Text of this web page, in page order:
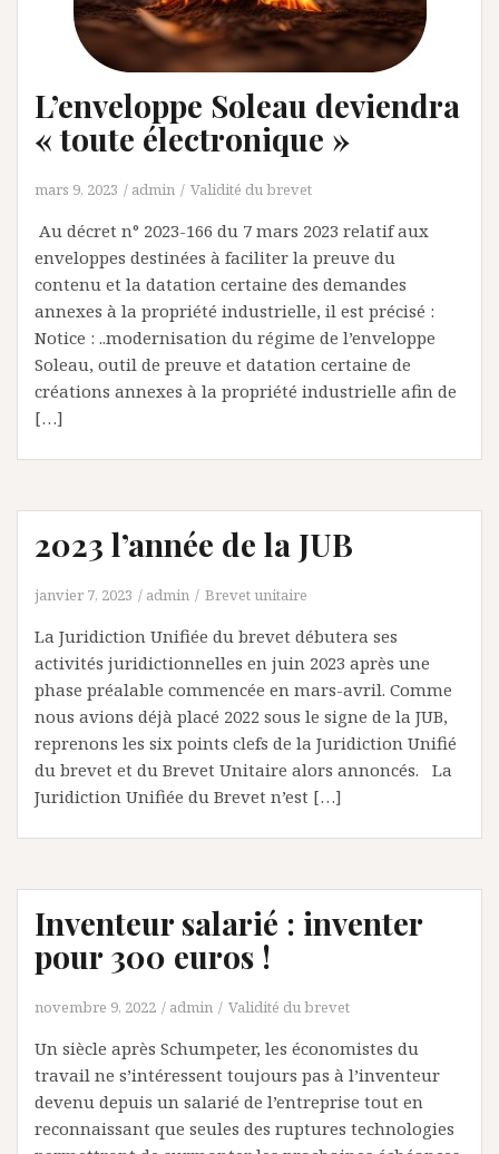
L’enveloppe Soleau deviendra
« toute électronique »
mars 9, 2023 admin Validité du brevet
Au décret n° 2023-166 du 7 mars 2023 relatif aux
enveloppes destinées à faciliter la preuve du
contenu et la datation certaine des demandes
annexes à la propriété industrielle, il est précisé :
Notice : ..modernisation du régime de l’enveloppe
Soleau, outil de preuve et datation certaine de
créations annexes à la propriété industrielle afin de
[…]
2023 l’année de la JUB
janvier 7, 2023 admin Brevet unitaire
La Juridiction Unifiée du brevet débutera ses
activités juridictionnelles en juin 2023 après une
phase préalable commencée en mars-avril. Comme
nous avions déjà placé 2022 sous le signe de la JUB,
reprenons les six points clefs de la Juridiction Unifié
du brevet et du Brevet Unitaire alors annoncés. La
Juridiction Unifiée du Brevet n’est […]
Inventeur salarié : inventer
pour 300 euros !
novembre 9, 2022 admin Validité du brevet
Un siècle après Schumpeter, les économistes du
travail ne s’intéressent toujours pas à l’inventeur
devenu depuis un salarié de l’entreprise tout en
reconnaissant que seules des ruptures technologies